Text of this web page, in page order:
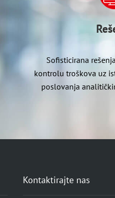
Sofisticirana
kontrolu troškova uz
poslovanja
Kontaktirajte nas